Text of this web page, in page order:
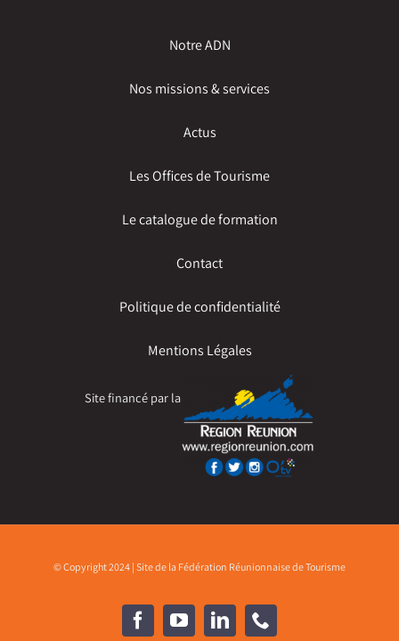
Notre ADN
Nos missions & services
Actus
Les Offices de Tourisme
Le catalogue de formation
Contact
Politique de confidentialité
Mentions Légales
Site financé par la
© Copyright 2024 | Site de la Fédération Réunionnaise de Tourisme